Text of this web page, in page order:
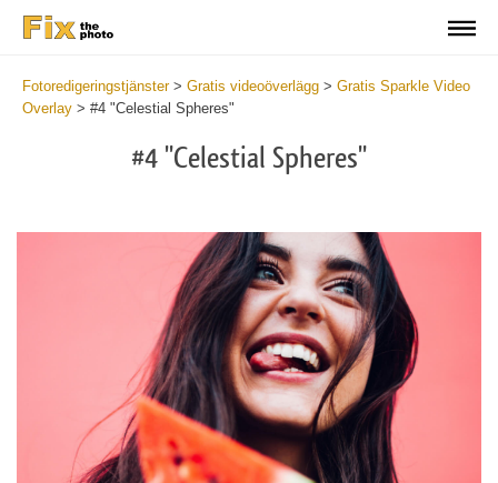
Fotoredigeringstjänster> Gratis videoöverlägg > Gratis Sparkle Video
Overlay > #4 "Celestial Spheres"
#4 "Celestial Spheres"